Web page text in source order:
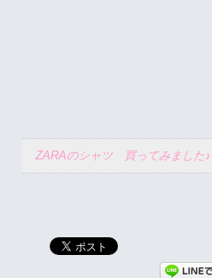
ZARAのシャツ 買ってみました♪